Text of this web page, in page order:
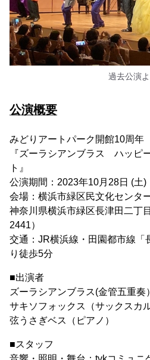
過去公演
公演概要
みどりアートパーク開館10周年
『ズーラシアンブラス ハッピ
ト』
公演期間：2023年10月28日 (土)
会場：横浜市緑区民文化セン
神奈川県横浜市緑区長津田二
2441）
交通：JR横浜線・田園都市線「
り徒歩5分
■出演者
ズーラシアンブラス(金管五重奏）
サキソフォックス（サックスカ
弦うさぎベス（ピアノ）
■スタッフ